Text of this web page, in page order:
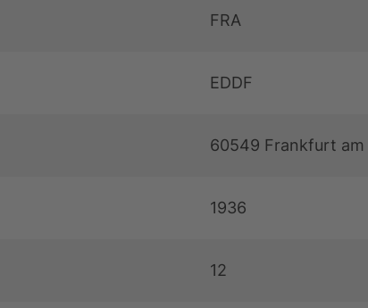
FRA
EDDF
60549 Frankfurt am
1936
12